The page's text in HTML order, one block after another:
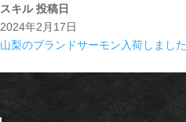
スキル 投稿日
2024年2月17日
山梨のブランドサーモン入荷しました